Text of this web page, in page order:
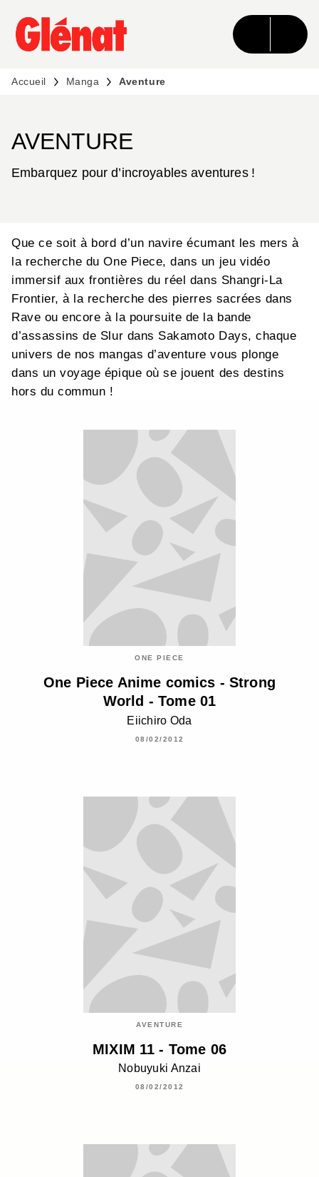
MENU RECHERCHE CONTENU
PIED DE PAGE
Accueil Manga Aventure
AVENTURE
Embarquez pour d’incroyables aventures !
Que ce soit à bord d’un navire écumant les mers à
la recherche du One Piece, dans un jeu vidéo
immersif aux frontières du réel dans Shangri-La
Frontier, à la recherche des pierres sacrées dans
Rave ou encore à la poursuite de la bande
d’assassins de Slur dans Sakamoto Days, chaque
univers de nos mangas d’aventure vous plonge
dans un voyage épique où se jouent des destins
hors du commun !
ONE PIECE
One Piece Anime comics - Strong
World - Tome 01
Eiichiro Oda
08/02/2012
AVENTURE
MIXIM 11 - Tome 06
Nobuyuki Anzai
08/02/2012